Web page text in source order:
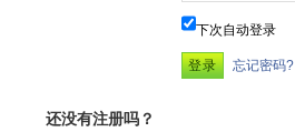
下次自动登录
忘记密码?
还没有注册吗？